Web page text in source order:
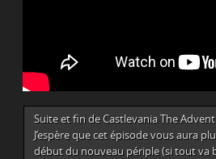
Suite et fin de Castlevania The
J’espère que cet épisode vous aura
début du nouveau périple (si tout va